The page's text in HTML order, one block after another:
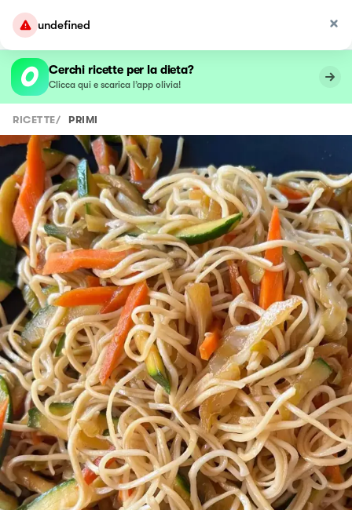
undefined
Cerchi ricette per la dieta?
Clicca qui e scarica l’app olivia!
RICETTE/ PRIMI